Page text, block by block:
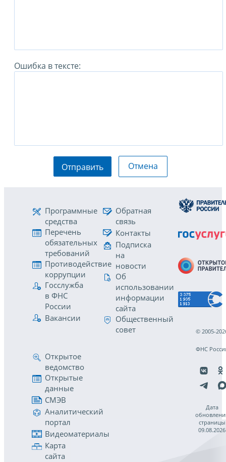
Ошибка в тексте:
Отправить Отмена
Программные
средства
Перечень
обязательных
требований
Противодействие
коррупции
Госслужба
в ФНС
России
Вакансии
Обратная
связь
Контакты
Подписка
на
новости
Об
использовании
информации
сайта
Общественный
совет
Открытое
ведомство
Открытые
данные
СМЭВ
Аналитический
портал
Видеоматериалы
Карта
сайта
© 2005-
ФНС
Дата
страницы
09.08.2026